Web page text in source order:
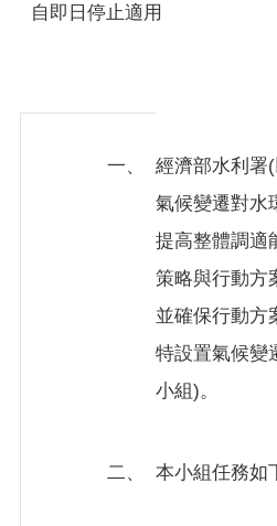
相
規
自即日停止適用
一、
經濟部水利署
氣候變遷對水
提高整體調適
策略與行動方
並確保行動方
特設置氣候變
小組)。
二、 本小組任務如